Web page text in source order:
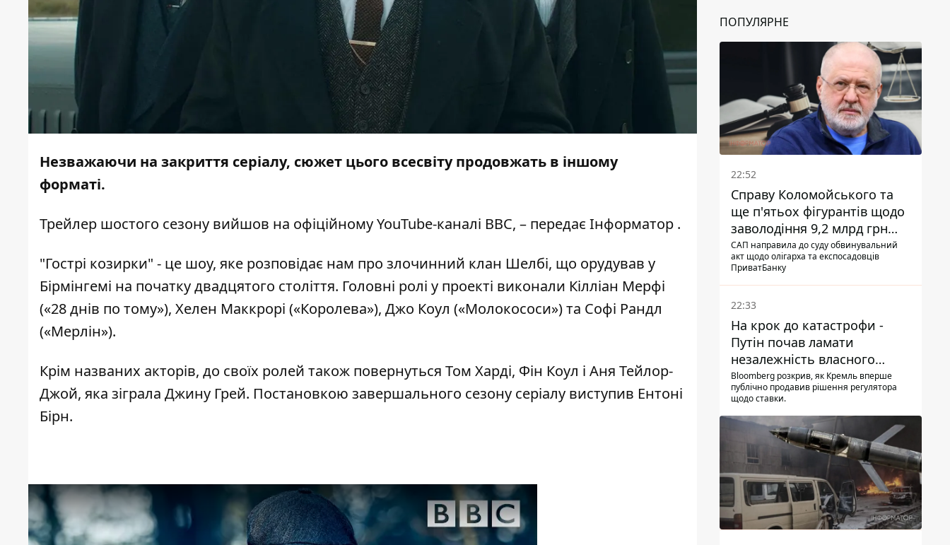
Незважаючи на закриття серіалу, сюжет цього всесвіту продовжать в іншому
форматі.
Трейлер шостого сезону вийшов на офіційному YouTube-каналі BBC, – передає Інформатор .
"Гострі козирки" - це шоу, яке розповідає нам про злочинний клан Шелбі, що орудував у
Бірмінгемі на початку двадцятого століття. Головні ролі у проекті виконали Кілліан Мерфі
(«28 днів по тому»), Хелен Маккрорі («Королева»), Джо Коул («Молокососи») та Софі Рандл
(«Мерлін»).
Крім названих акторів, до своїх ролей також повернуться Том Харді, Фін Коул і Аня Тейлор-
Джой, яка зіграла Джину Грей. Постановкою завершального сезону серіалу виступив Ентоні
Бірн.
ПОПУЛЯРНЕ
22:52
Справу Коломойського та
ще п'ятьох фігурантів щодо
заволодіння 9,2 млрд грн
ПриватБанку скерували до
суду
САП направила до суду обвинувальний
акт щодо олігарха та експосадовців
ПриватБанку
22:33
На крок до катастрофи -
Путін почав ламати
незалежність власного
Центробанку, змусивши
знизити базову ставку
Bloomberg розкрив, як Кремль вперше
публічно продавив рішення регулятора
щодо ставки.